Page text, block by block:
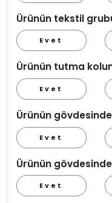
Ürünün tekstil
Evet
Ürünün tutma
Evet
Ürünün
Evet
Ürünün gövdesinde
Evet